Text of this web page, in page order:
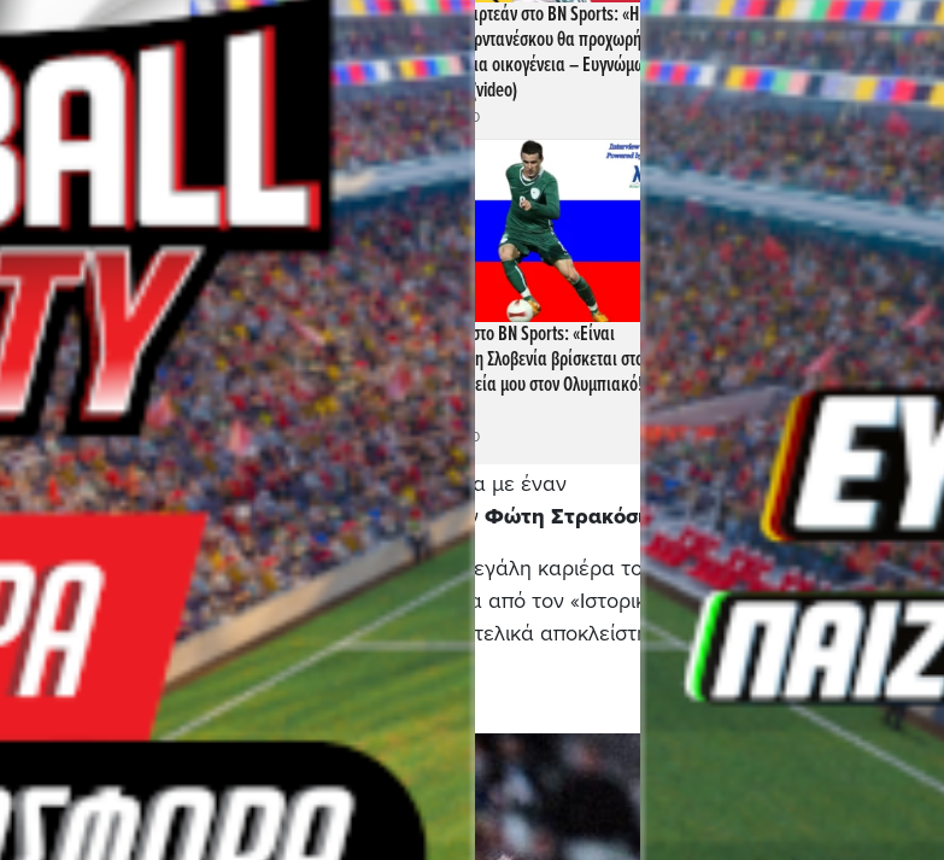
Ο Λουσιάν Σανμαρτεάν στο BN Sports: «Η
Ρουμανία του Ιορντανέσκου θα προχωρήσει,
γιατί έχει γίνει μια οικογένεια – Ευγνώμων στον
Παναθηναϊκό!» (video)
11/06/2024 - 12:00
Ο Μίρνες Σίσιτς στο BN Sports: «Είναι
εκπληκτικό που η Σλοβενία βρίσκεται στο EURO,
ξεχωρίζω τη θητεία μου στον Ολυμπιακό!»
(video)
11/06/2024 - 18:00
για τοEURO, τοBN Sportsήρθε σε επικοινωνία με έναν
γήπεδα και τηνΕλλάδα. Ο λόγος για τον Φώτη Στρακόσια.
από τον
ΠΑΣ Γιάννινακαι τερματίζοντας τη μεγάλη καριέρα του το
. Στο ενδιάμεσο, μεσολάβησε ένα πρώτο πέρασμα από τον «Ιστορικό», με
στοΚύπελλο Κυπελλούχων(όπου στα προημιτελικά αποκλείστηκε
του σε ακόμη έξι συλλόγους.